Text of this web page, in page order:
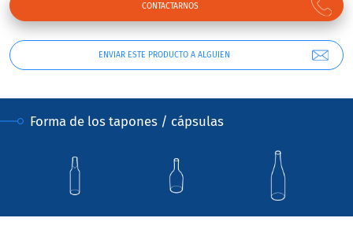
ENVIAR ESTE PRODUCTO A ALGUIEN
CONTACTARNOS
Forma de los tapones / cápsulas